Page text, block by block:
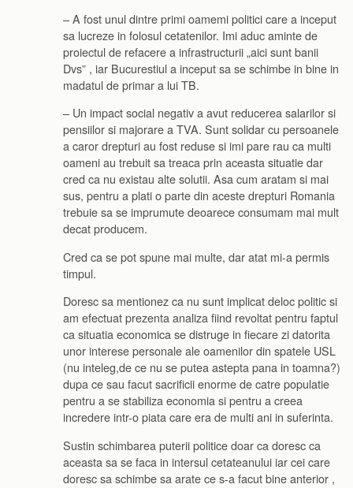
– A fost unul dintre primi oamemi politici care a inceput
sa lucreze in folosul cetatenilor. Imi aduc aminte de
proiectul de refacere a infrastructurii „aici sunt banii
Dvs” , iar Bucurestiul a inceput sa se schimbe in bine in
madatul de primar a lui TB.
– Un impact social negativ a avut reducerea salarilor si
pensiilor si majorare a TVA. Sunt solidar cu persoanele
a caror drepturi au fost reduse si imi pare rau ca multi
oameni au trebuit sa treaca prin aceasta situatie dar
cred ca nu existau alte solutii. Asa cum aratam si mai
sus, pentru a plati o parte din aceste drepturi Romania
trebuie sa se imprumute deoarece consumam mai mult
decat producem.
Cred ca se pot spune mai multe, dar atat mi-a permis
timpul.
Doresc sa mentionez ca nu sunt implicat deloc politic si
am efectuat prezenta analiza fiind revoltat pentru faptul
ca situatia economica se distruge in fiecare zi datorita
unor interese personale ale oamenilor din spatele USL
(nu inteleg,de ce nu se putea astepta pana in toamna?)
dupa ce sau facut sacrificii enorme de catre populatie
pentru a se stabiliza economia si pentru a creea
incredere intr-o piata care era de multi ani in suferinta.
Sustin schimbarea puterii politice doar ca doresc ca
aceasta sa se faca in intersul cetateanului iar cei care
doresc sa schimbe sa arate ce s-a facut bine anterior ,